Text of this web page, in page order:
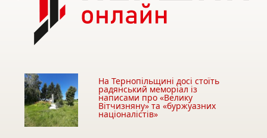
На Тернопільщині досі стоїть
радянський меморіал із
написами про «Велику
Вітчизняну» та «буржуазних
націоналістів»